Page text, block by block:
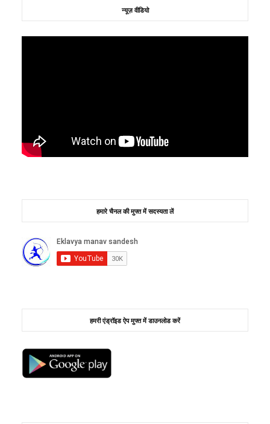
न्यूज़ वीडियो
हमारे चैनल की मुफ्त में सदस्यता लें
हमरी एंड्रॉइड ऐप मुफ्त में डाउनलोड करें